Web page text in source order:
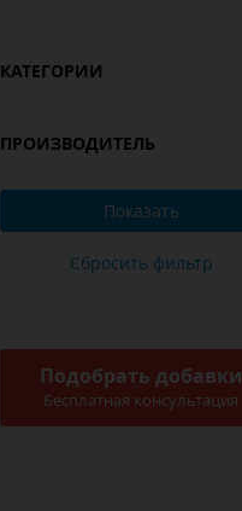
КАТЕГОРИИ
ПРОИЗВОДИТЕЛЬ
Подобрать добавки
Бесплатная консультация